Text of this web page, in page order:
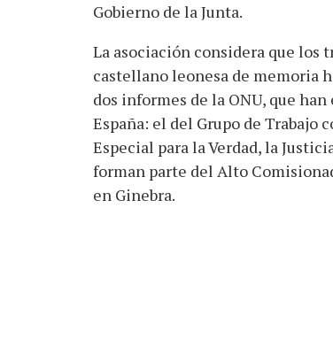
Gobierno de la Junta.
La asociación considera que los
castellano leonesa de memoria
dos informes de la ONU, que
España: el del Grupo de
Especial para la Verdad, la
forman parte del Alto
en Ginebra.